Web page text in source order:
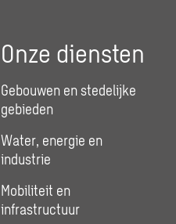
Onze diensten
Gebouwen en stedelijke
gebieden
Water, energie en
industrie
Mobiliteit en
infrastructuur